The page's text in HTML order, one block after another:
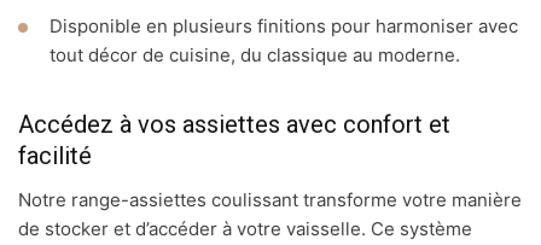
Disponible en plusieurs finitions pour harmoniser avec
tout décor de cuisine, du classique au moderne.
Accédez à vos assiettes avec confort et
facilité
Notre range-assiettes coulissant transforme votre manière
de stocker et d’accéder à votre vaisselle. Ce système